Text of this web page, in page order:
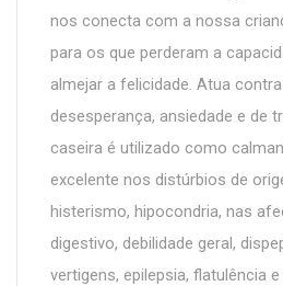
nos conecta com a nossa
para os que perderam a
almejar a felicidade. Atua
desesperança, ansiedade e de
caseira é utilizado como
excelente nos distúrbios de
histerismo, hipocondria, nas
digestivo, debilidade geral,
vertigens, epilepsia, flatulência